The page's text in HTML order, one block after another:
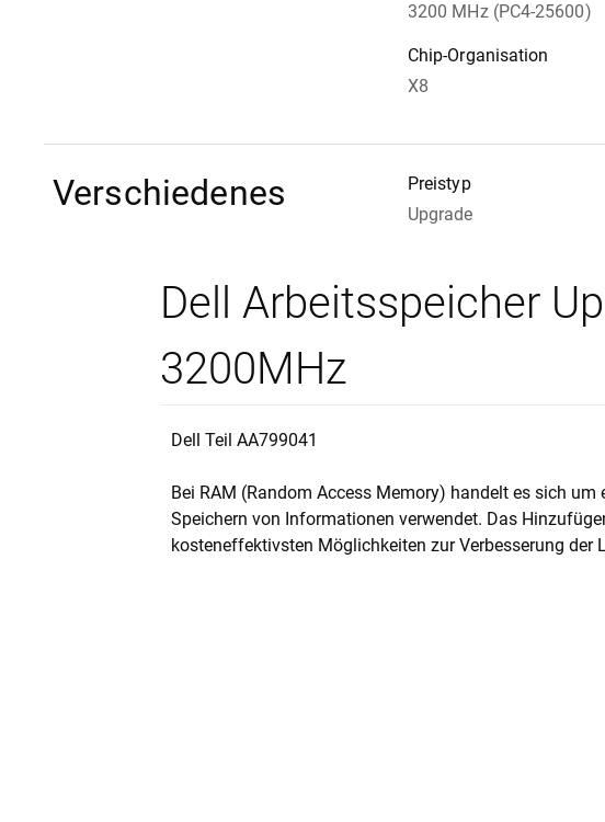
3200 MHz (PC4-25600)
Chip-Organisation
X8
Verschiedenes
Preistyp
Upgrade
Dell Arbeitsspeicher
3200MHz
Dell Teil AA799041
Bei RAM (Random Access Memory) handelt es sich
Speichern von Informationen verwendet. Das
kosteneffektivsten Möglichkeiten zur Verbesserung der